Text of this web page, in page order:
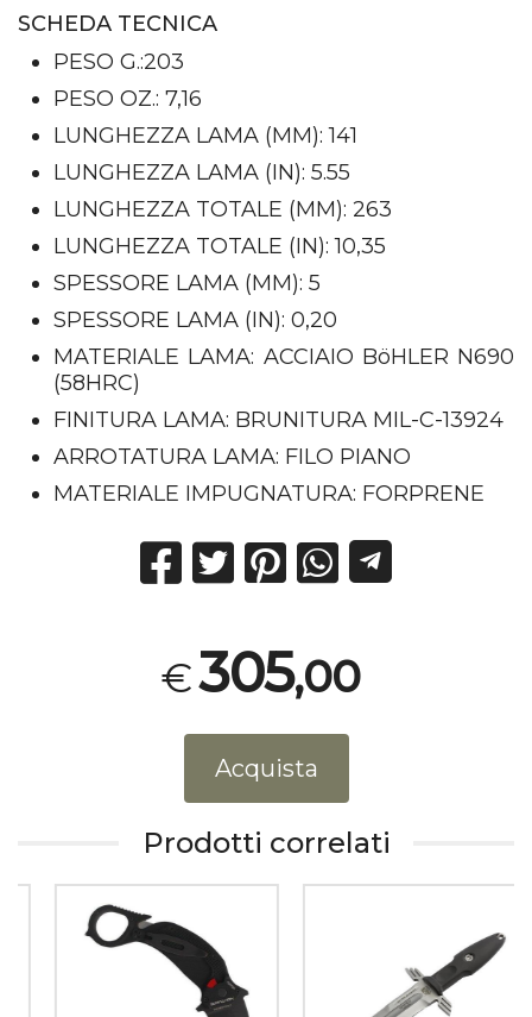
SCHEDA TECNICA
PESO G.:203
PESO OZ.: 7,16
LUNGHEZZA LAMA (MM): 141
LUNGHEZZA LAMA (IN): 5.55
LUNGHEZZA TOTALE (MM): 263
LUNGHEZZA TOTALE (IN): 10,35
SPESSORE LAMA (MM): 5
SPESSORE LAMA (IN): 0,20
MATERIALE LAMA: ACCIAIO BöHLER N690
(58HRC)
FINITURA LAMA: BRUNITURA MIL-C-13924
ARROTATURA LAMA: FILO PIANO
MATERIALE IMPUGNATURA: FORPRENE
€305,00
Acquista
Prodotti correlati